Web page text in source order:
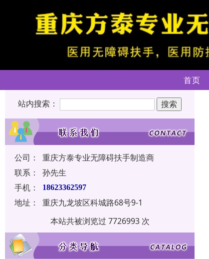
首页
站内搜索：
公司：
重庆方泰专业无障碍扶手制造商
联系：
孙先生
手机：
18623362597
地址：
重庆九龙坡区科城路68号9-1
本站共被浏览过 7726993 次